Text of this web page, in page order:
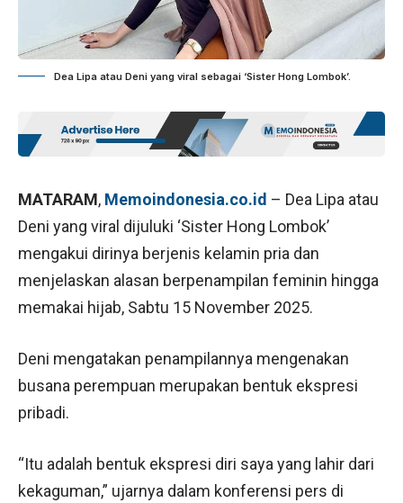
Dea Lipa atau Deni yang viral sebagai ‘Sister Hong Lombok’.
MATARAM, Memoindonesia.co.id – Dea Lipa atau
Deni yang viral dijuluki ‘Sister Hong Lombok’
mengakui dirinya berjenis kelamin pria dan
menjelaskan alasan berpenampilan feminin hingga
memakai hijab, Sabtu 15 November 2025.
Deni mengatakan penampilannya mengenakan
busana perempuan merupakan bentuk ekspresi
pribadi.
“Itu adalah bentuk ekspresi diri saya yang lahir dari
kekaguman,” ujarnya dalam konferensi pers di